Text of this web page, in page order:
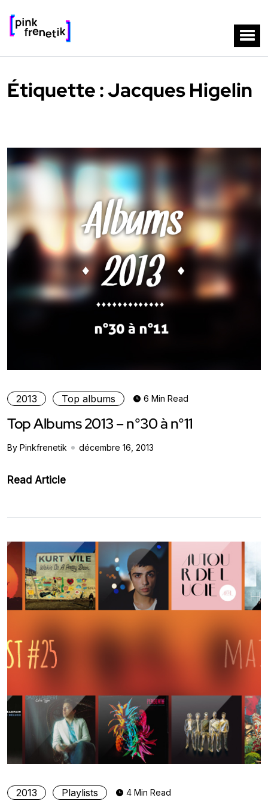
Étiquette :Jacques Higelin
2013 Top albums 6 Min Read
Top Albums 2013 – n°30 à n°11
By Pinkfrenetik décembre 16, 2013
Read Article
2013 Playlists 4 Min Read